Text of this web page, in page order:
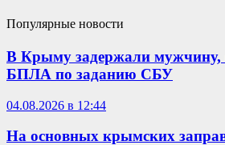
Популярные новости
В Крыму задержали мужчину,
БПЛА по заданию СБУ
04.08.2026 в 12:44
На основных крымских